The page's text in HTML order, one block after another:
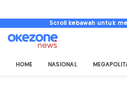
Scroll kebawah untuk
HOME NASIONAL